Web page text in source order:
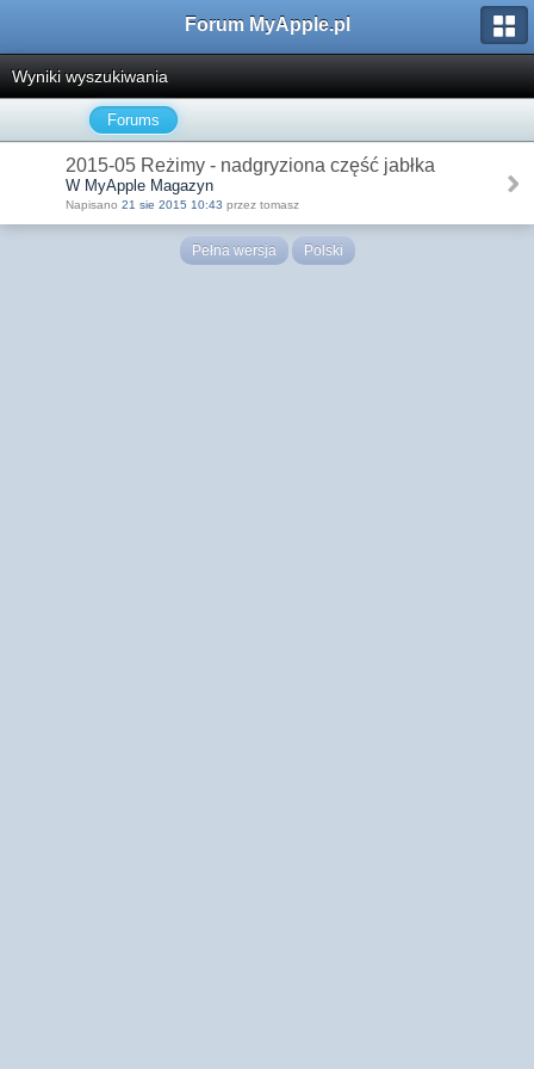
Forum MyApple.pl
Wyniki wyszukiwania
Forums
2015-05 Reżimy - nadgryziona część jabłka
W MyApple Magazyn
Napisano 21 sie 2015 10:43 przez tomasz
Pełna wersja Polski